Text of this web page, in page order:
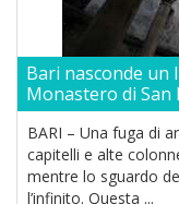
Bari nasconde un
Monastero di San
BARI – Una fuga di
capitelli e alte
mentre lo sguardo
l’infinito. Questa ...